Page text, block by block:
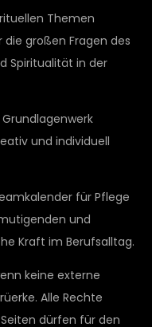
Themen
die großen Fragen des
Spiritualität in der
und individuell
für Pflege
und
Kraft im Berufsalltag.
keine externe
Alle Rechte
dürfen für den